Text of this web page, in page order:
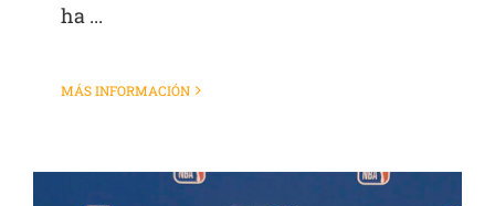
ha ...
MÁS INFORMACIÓN